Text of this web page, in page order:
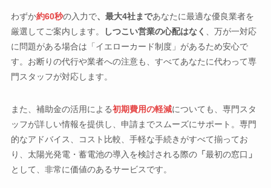
わずか約60秒の入力で、最大4社まであなたに最適な優良業者を
厳選してご案内します。
しつこい営業の心配はなく 、万が一対応
に問題がある場合は「イエローカード制度」があるため安心で
す。お断りの代行や業者への注意も、すべてあなたに代わって専
門スタッフが対応します。
また、補助金の活用による初期費用の軽減についても、専門スタ
ッフが詳しい情報を提供し、申請までスムーズにサポート。専門
的なアドバイス、コスト比較、手軽な手続きがすべて揃ってお
り、太陽光発電・蓄電池の導入を検討される際の「 最初の窓口 」
として、非常に価値のあるサービスです。